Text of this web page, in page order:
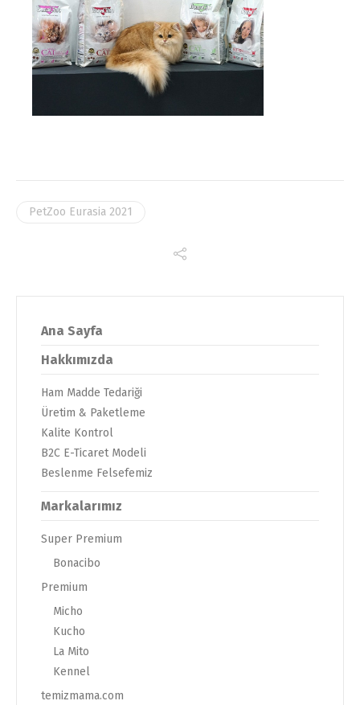
PetZoo Eurasia 2021
Ana Sayfa
Hakkımızda
Ham Madde Tedariği
Üretim & Paketleme
Kalite Kontrol
B2C E-Ticaret Modeli
Beslenme Felsefemiz
Markalarımız
Super Premium
Bonacibo
Premium
Micho
Kucho
La Mito
Kennel
temizmama.com
Türkçe English